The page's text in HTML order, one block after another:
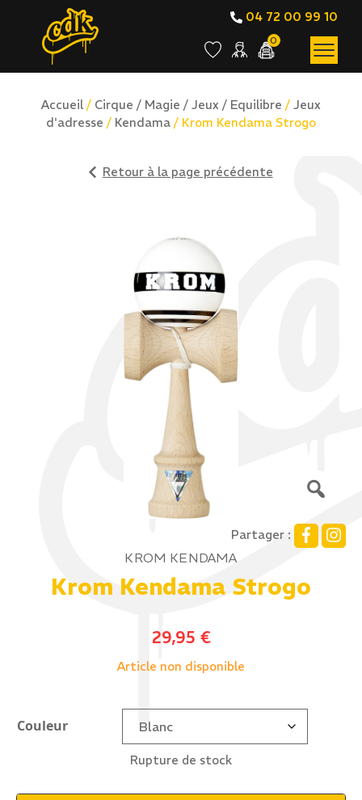
04 72 00 99 10
0
Accueil / Cirque / Magie / Jeux / Equilibre / Jeux
d'adresse / Kendama / Krom Kendama Strogo
Retour à la page précédente
Partager :
KROM KENDAMA
Krom Kendama Strogo
29,95 €
Article non disponible
Couleur
Rupture de stock